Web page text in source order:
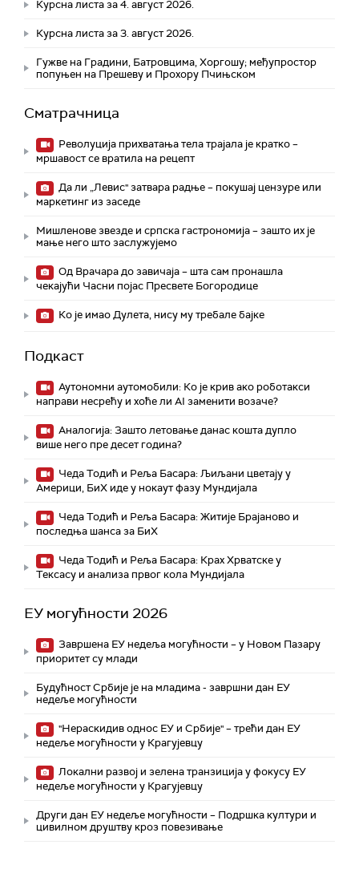
Курсна листа за 4. август 2026.
Курсна листа за 3. август 2026.
Гужве на Градини, Батровцима, Хоргошу; међупростор
попуњен на Прешеву и Прохору Пчињском
Сматрачница
Револуција прихватања тела трајала је кратко –
мршавост се вратила на рецепт
Да ли „Левис" затвара радње – покушај цензуре или
маркетинг из заседе
Мишленове звезде и српска гастрономија – зашто их је
мање него што заслужујемо
Од Врачара до завичаја – шта сам пронашла
чекајући Часни појас Пресвете Богородице
Ко је имао Дулета, нису му требале бајке
Подкаст
Аутономни аутомобили: Ко је крив ако роботакси
направи несрећу и хоће ли AI заменити возаче?
Аналогија: Зашто летовање данас кошта дупло
више него пре десет година?
Чеда Тодић и Реља Басара: Љиљани цветају у
Америци, БиХ иде у нокаут фазу Мундијала
Чеда Тодић и Реља Басара: Житије Брајаново и
последња шанса за БиХ
Чеда Тодић и Реља Басара: Крах Хрватске у
Тексасу и анализа првог кола Мундијала
ЕУ могућности 2026
Завршена ЕУ недеља могућности – у Новом Пазару
приоритет су млади
Будућност Србије је на младима - завршни дан ЕУ
недеље могућности
"Нераскидив однос ЕУ и Србије" – трећи дан ЕУ
недеље могућности у Крагујевцу
Локални развој и зелена транзиција у фокусу ЕУ
недеље могућности у Крагујевцу
Други дан ЕУ недеље могућности – Подршка култури и
цивилном друштву кроз повезивање